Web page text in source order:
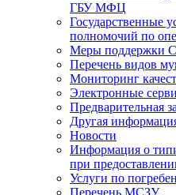
ГБУ МФЦ
Государственные
полномочий по
Меры поддержки
Перечень видов
Мониторинг
Электронные
Предварительная
Другая
Новости
Информация о
при
Услуги по
Перечень МСЗУ